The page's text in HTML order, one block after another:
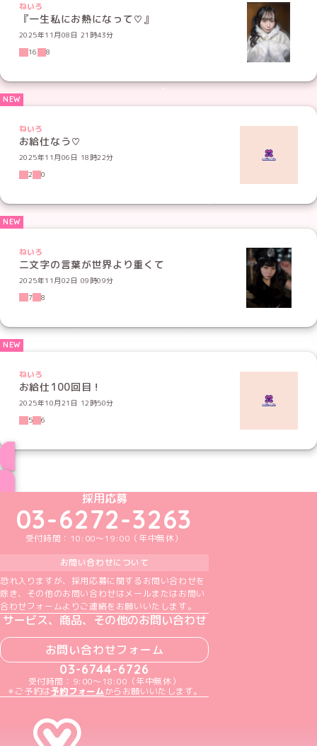
ねいろ
『一生私にお熱になって♡』
2025年11月08日 21時43分
16
8
ねいろ
お給仕なう♡
2025年11月06日 18時22分
2
0
ねいろ
二文字の言葉が世界より重くて
2025年11月02日 09時09分
7
8
ねいろ
お給仕100回目！
2025年10月21日 12時50分
5
6
めいどりーみんTikTok公式アカウント
めいどりーみんX公式アカウント
めいどりーみんInstagram公式アカウント
めいどりーみんFacebook公式アカウン
めいどりーみんYouTube公式アカ
採用応募
03-6272-3263
受付時間：10:00～19:00（年中無休）
お問い合わせについて
恐れ入りますが、採用応募に関するお問い合わせを
除き、その他のお問い合わせはメールまたはお問い
合わせフォームよりご連絡をお願いいたします。
サービス、商品、その他のお問い合わせ
お問い合わせフォーム
03-6744-6726
受付時間：9:00～18:00（年中無休）
＊ご予約は予約フォームからお願いいたします。